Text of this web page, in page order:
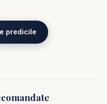
Dănăiață
incomode, dar
să porți o mască
predicile